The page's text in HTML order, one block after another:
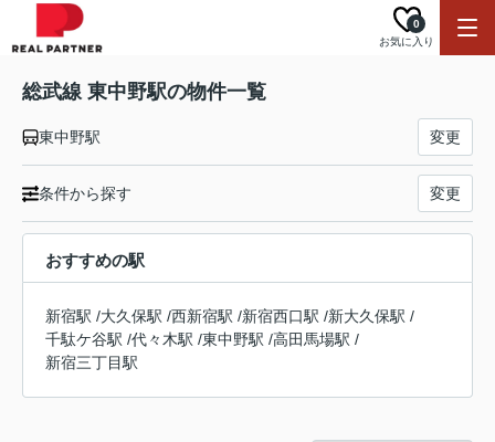
お気に入り
0
総武線 東中野駅の物件一覧
東中野駅 変更
条件から探す 変更
おすすめの駅
新宿駅 /大久保駅 /西新宿駅 /新宿西口駅 /新大久保駅 /
千駄ケ谷駅 /代々木駅 /東中野駅 /高田馬場駅 /
新宿三丁目駅